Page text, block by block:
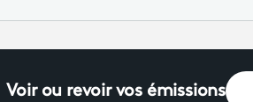
Voir ou revoir vos émissions